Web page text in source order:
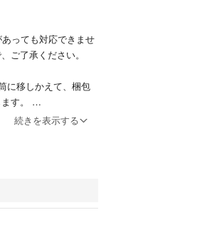
っても対応できませ
ご了承ください。
に移しかえて、梱包
す。
て下さる方でお願い
都合でご連絡が遅く
続きを表示する